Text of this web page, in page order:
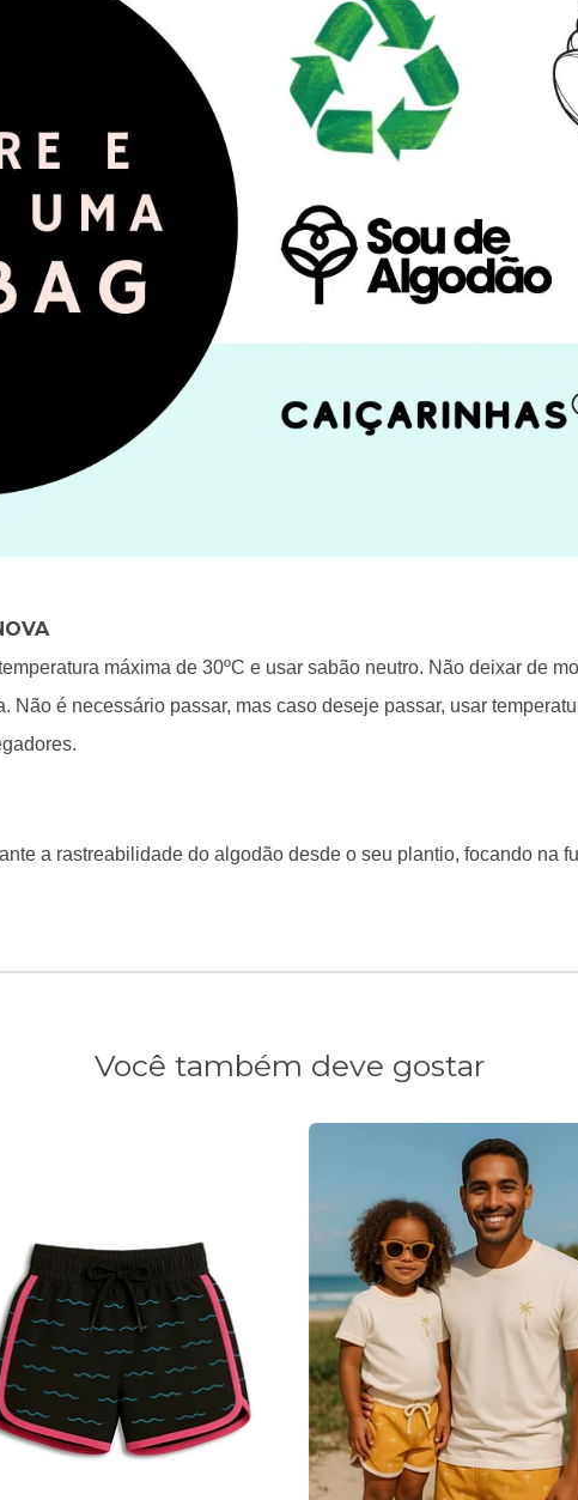
máxima de 30ºC e usar sabão neutro. Não deixar de
Não é necessário passar, mas caso deseje passar, usar
a rastreabilidade do algodão desde o seu plantio, focando na
Você também deve gostar